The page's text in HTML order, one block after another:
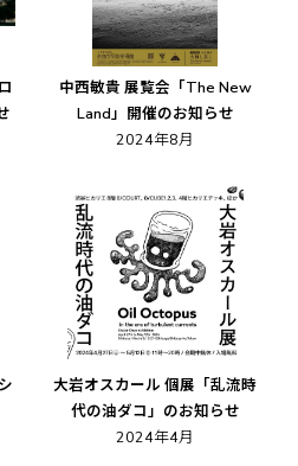
中西敏貴 展覧会「The New
Land」開催のお知らせ
2024年8月
大岩オスカール 個展「乱流時
代の油ダコ」のお知らせ
2024年4月